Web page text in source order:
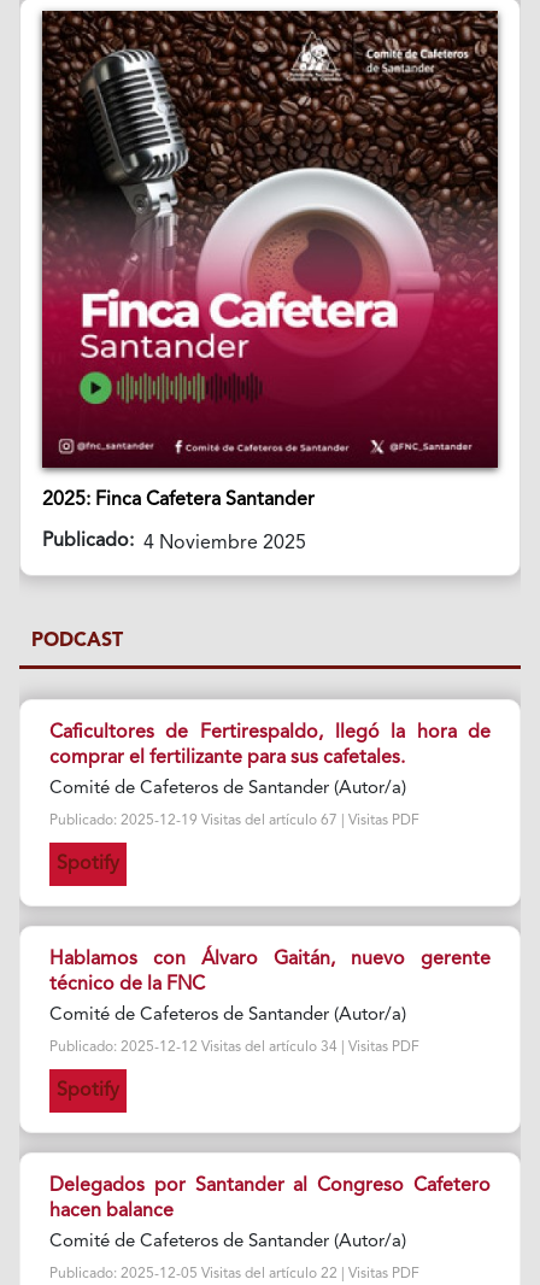
2025: Finca Cafetera Santander
Publicado: 4 Noviembre 2025
PODCAST
Caficultores de Fertirespaldo, llegó la hora de
comprar el fertilizante para sus cafetales.
Comité de Cafeteros de Santander (Autor/a)
Publicado: 2025-12-19 Visitas del artículo 67 | Visitas PDF
Spotify
Hablamos con Álvaro Gaitán, nuevo gerente
técnico de la FNC
Comité de Cafeteros de Santander (Autor/a)
Publicado: 2025-12-12 Visitas del artículo 34 | Visitas PDF
Spotify
Delegados por Santander al Congreso Cafetero
hacen balance
Comité de Cafeteros de Santander (Autor/a)
Publicado: 2025-12-05 Visitas del artículo 22 | Visitas PDF